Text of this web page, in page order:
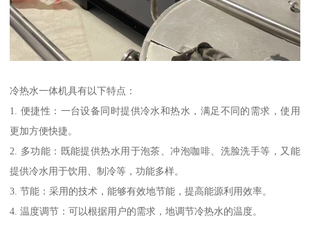
冷热水一体机具有以下特点：
1. 便捷性：一台设备同时提供冷水和热水，满足不同的需求，使用
更加方便快捷。
2. 多功能：既能提供热水用于泡茶、冲泡咖啡、洗脸洗手等，又能
提供冷水用于饮用、制冷等，功能多样。
3. 节能：采用的技术，能够有效地节能，提高能源利用效率。
4. 温度调节：可以根据用户的需求，地调节冷热水的温度。